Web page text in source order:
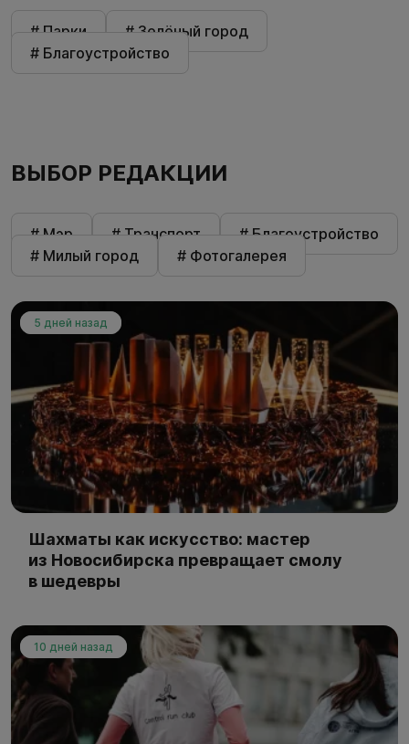
# Парки
# Зелёный город
# Благоустройство
ВЫБОР РЕДАКЦИИ
# Мэр # Транспорт
# Благоустройство
# Милый город
# Фотогалерея
5 дней назад
Шахматы как искусство: мастер
из Новосибирска превращает смолу
в шедевры
10 дней назад